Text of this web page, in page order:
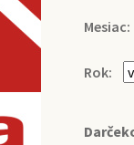
Mesiac:
Rok: